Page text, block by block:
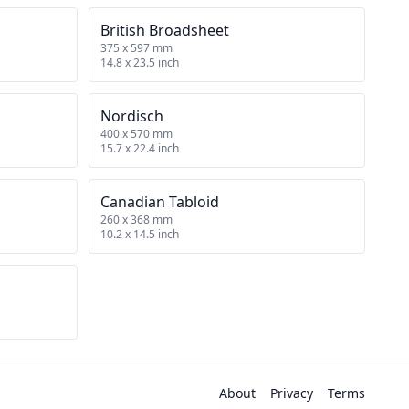
British Broadsheet
375 x 597 mm
14.8 x 23.5 inch
Nordisch
400 x 570 mm
15.7 x 22.4 inch
Canadian Tabloid
260 x 368 mm
10.2 x 14.5 inch
About Privacy Terms